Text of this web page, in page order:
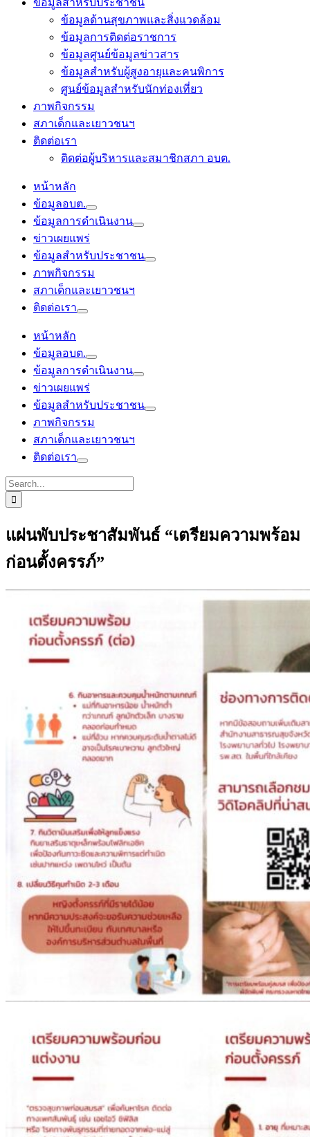
ข้อมูลสำหรับประชาชน
ข้อมูลด้านสุขภาพและสิ่งแวดล้อม
ข้อมูลการติดต่อราชการ
ข้อมูลศูนย์ข้อมูลข่าวสาร
ข้อมูลสำหรับผู้สูงอายุและคนพิการ
ศูนย์ข้อมูลสำหรับนักท่องเที่ยว
ภาพกิจกรรม
สภาเด็กและเยาวชนฯ
ติดต่อเรา
ติดต่อผู้บริหารและสมาชิกสภา อบต.
หน้าหลัก
ข้อมูลอบต.
ข้อมูลการดำเนินงาน
ข่าวเผยแพร่
ข้อมูลสำหรับประชาชน
ภาพกิจกรรม
สภาเด็กและเยาวชนฯ
ติดต่อเรา
หน้าหลัก
ข้อมูลอบต.
ข้อมูลการดำเนินงาน
ข่าวเผยแพร่
ข้อมูลสำหรับประชาชน
ภาพกิจกรรม
สภาเด็กและเยาวชนฯ
ติดต่อเรา
Search
for:
แผ่นพับประชาสัมพันธ์ “เตรียมความพร้อม
ก่อนตั้งครรภ์”